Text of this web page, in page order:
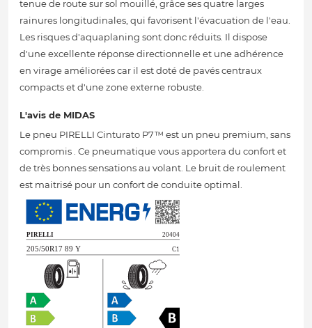
tenue de route sur sol mouillé, grâce ses quatre larges
rainures longitudinales, qui favorisent l'évacuation de l'eau.
Les risques d'aquaplaning sont donc réduits. Il dispose
d'une excellente réponse directionnelle et une adhérence
en virage améliorées car il est doté de pavés centraux
compacts et d'une zone externe robuste.
L'avis de MIDAS
Le pneu PIRELLI Cinturato P7™ est un pneu premium, sans
compromis . Ce pneumatique vous apportera du confort et
de très bonnes sensations au volant. Le bruit de roulement
est maitrisé pour un confort de conduite optimal.